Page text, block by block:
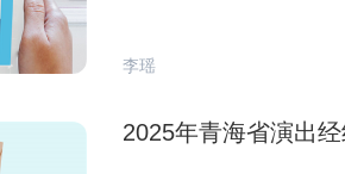
李瑶
2025年青海省演出